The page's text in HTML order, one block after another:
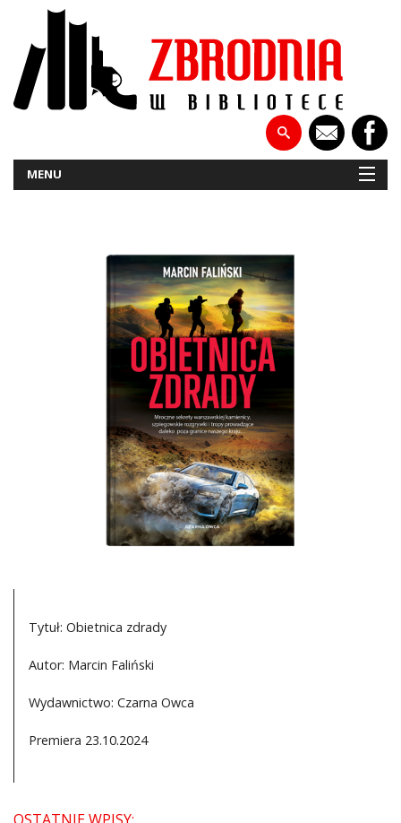
MENU
PATRONATY
NA EKRANIE
Tytuł: Obietnica zdrady
Autor: Marcin Faliński
Wydawnictwo: Czarna Owca
Premiera 23.10.2024